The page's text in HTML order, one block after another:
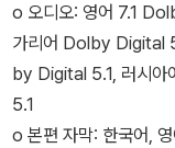
o 오디오: 영어 7.1
가리어 Dolby Digital
by Digital 5.1, 러시
5.1
o 본편 자막: 한국어,